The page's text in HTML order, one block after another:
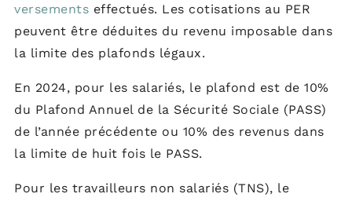
versements effectués. Les cotisations au PER
peuvent être déduites du revenu imposable dans
la limite des plafonds légaux.
En 2024, pour les salariés, le plafond est de 10%
du Plafond Annuel de la Sécurité Sociale (PASS)
de l’année précédente ou 10% des revenus dans
la limite de huit fois le PASS.
Pour les travailleurs non salariés (TNS), le